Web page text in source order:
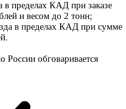
в пределах КАД при заказе
и весом до 2 тонн;
в пределах КАД при сумме
России обговаривается